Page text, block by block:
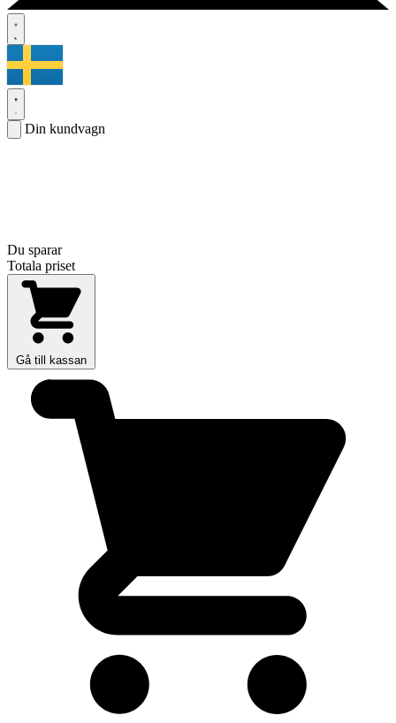
Din kundvagn
Du sparar
Totala priset
Gå till kassan